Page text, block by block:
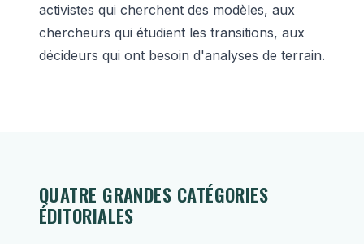
activistes qui cherchent des modèles, aux
chercheurs qui étudient les transitions, aux
décideurs qui ont besoin d'analyses de terrain.
QUATRE GRANDES CATÉGORIES
ÉDITORIALES